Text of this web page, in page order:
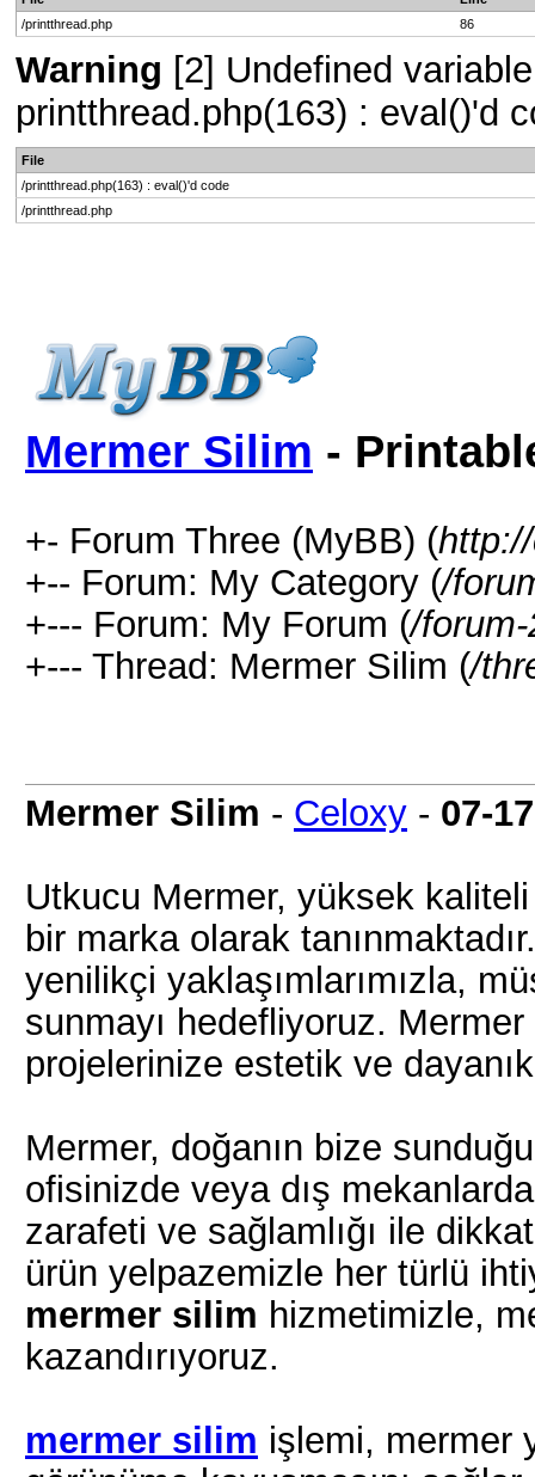
/printthread.php
86
Warning [2] Undefined
printthread.php(163) : eval()'d
File
/printthread.php(163) : eval()'d code
/printthread.php
Mermer Silim -
+- Forum Three (MyBB) (
+-- Forum: My Category (/
+--- Forum: My Forum (/
+--- Thread: Mermer Silim (/
Mermer Silim - Celoxy - 07-
Utkucu Mermer, yüksek
bir marka olarak
yenilikçi yaklaşımlarımızla,
sunmayı hedefliyoruz.
projelerinize estetik ve
Mermer, doğanın bize
ofisinizde veya dış
zarafeti ve sağlamlığı ile
ürün yelpazemizle her türlü
mermer silim hizmetimizle,
kazandırıyoruz.
mermer silim işlemi, mermer